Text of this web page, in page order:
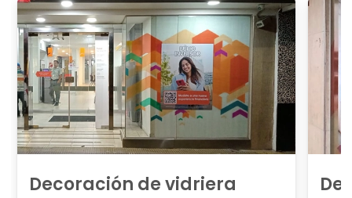
Decoración de vidriera